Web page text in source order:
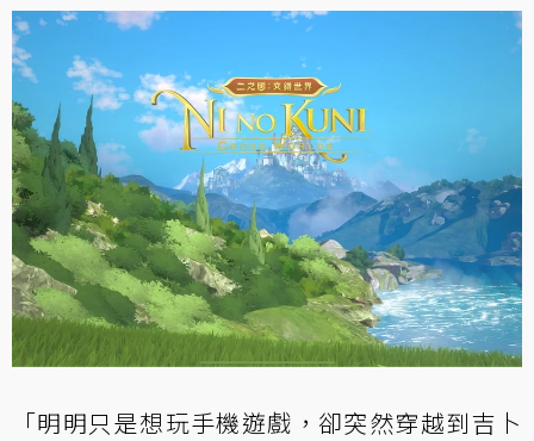
「明明只是想玩手機遊戲，卻突然穿越到吉卜